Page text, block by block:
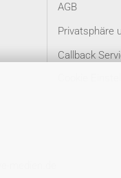
AGB
Privatsphäre
Callback
Cookie